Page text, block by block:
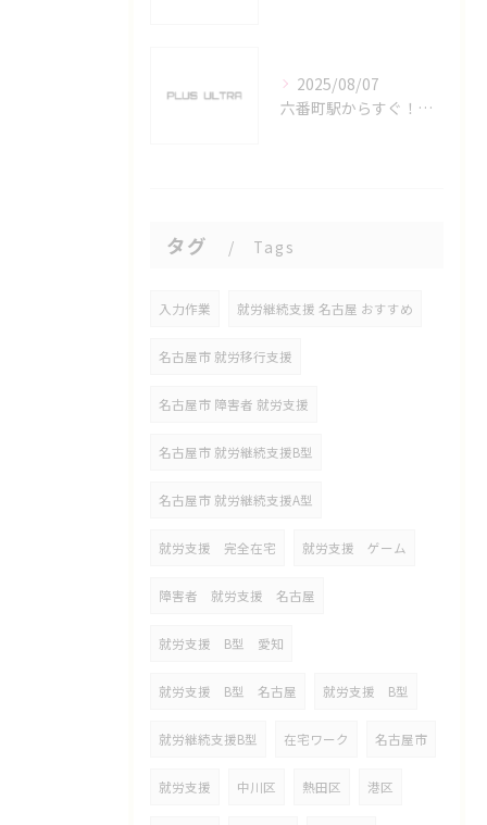
2025/08/07
六番町駅からすぐ！名古屋のeスポーツ施設で快適なプレイ環境を確保
タグ Tags
入力作業 就労継続支援 名古屋 おすすめ
名古屋市 就労移行支援
名古屋市 障害者 就労支援
名古屋市 就労継続支援B型
名古屋市 就労継続支援A型
就労支援 完全在宅 就労支援 ゲーム
障害者 就労支援 名古屋
就労支援 B型 愛知
就労支援 B型 名古屋 就労支援 B型
就労継続支援B型 在宅ワーク 名古屋市
就労支援 中川区 熱田区 港区